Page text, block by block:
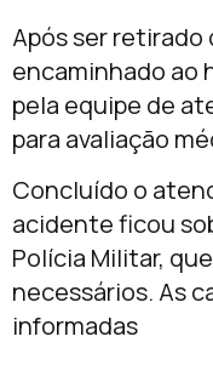
Após ser retirado
encaminhado ao
pela equipe de
para avaliação
Concluído o
acidente ficou
Polícia Militar,
necessários. As
informadas